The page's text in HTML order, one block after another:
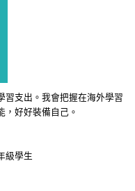
習支出。我會把握在海外學習
，好好裝備自己。
級學生